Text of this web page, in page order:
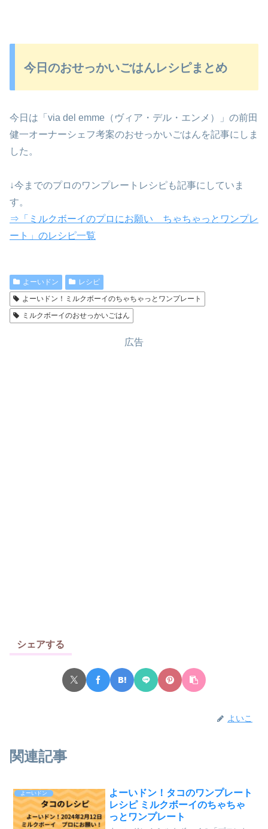
今日のおせっかいごはんレシピまとめ
今日は「via del emme（ヴィア・デル・エンメ）」の前田
健一オーナーシェフ考案のおせっかいごはんを記事にしま
した。
↓今までのプロのワンプレートレシピも記事にしていま
す。
⇒「ミルクボーイのプロにお願い ちゃちゃっとワンプレ
ート」のレシピ一覧
よーいドン
レシピ
よーいドン！ミルクボーイのちゃちゃっとワンプレート
ミルクボーイのおせっかいごはん
広告
シェアする
よいこ
関連記事
よーいドン
よーいドン！タコのワンプレート
レシピ ミルクボーイのちゃちゃ
っとワンプレート